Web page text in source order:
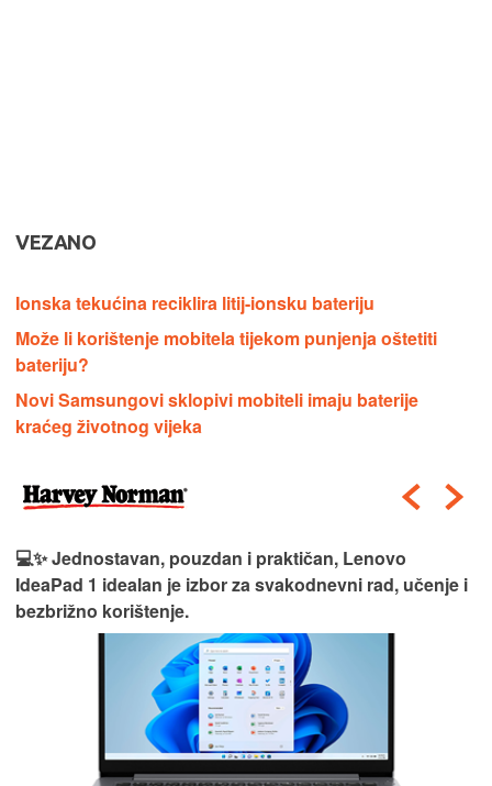
VEZANO
Ionska tekućina reciklira litij-ionsku bateriju
Može li korištenje mobitela tijekom punjenja oštetiti
bateriju?
Novi Samsungovi sklopivi mobiteli imaju baterije
kraćeg životnog vijeka
💻✨ Jednostavan, pouzdan i praktičan, Lenovo
IdeaPad 1 idealan je izbor za svakodnevni rad, učenje i
bezbrižno korištenje.